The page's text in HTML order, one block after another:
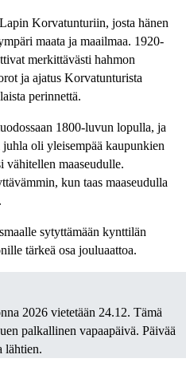
Korvatunturiin, josta hänen
maata ja maailmaa. 1920-
merkittävästi hahmon
ja ajatus Korvatunturista
perinnettä.
1800-luvun lopulla, ja
oli yleisempää kaupunkien
vähitellen maaseudulle.
kun taas maaseudulla
sytyttämään kynttilän
tärkeä osa jouluaattoa.
2026 vietetään 24.12. Tämä
palkallinen vapaapäivä. Päivää
lähtien.